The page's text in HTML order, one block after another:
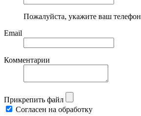
Пожалуйста, укажите ваш телефон
Email
Комментарии
Прикрепить файл
Согласен на обработку